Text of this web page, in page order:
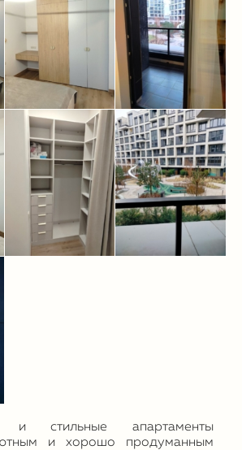
и стильные апартаменты
и хорошо продуманным